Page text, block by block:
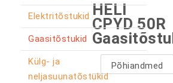
Elektritõstukid
Gaasitõstukid
Külg- ja
neljasuunatõstukid
HELI
CPYD 50R
Põhiandmed